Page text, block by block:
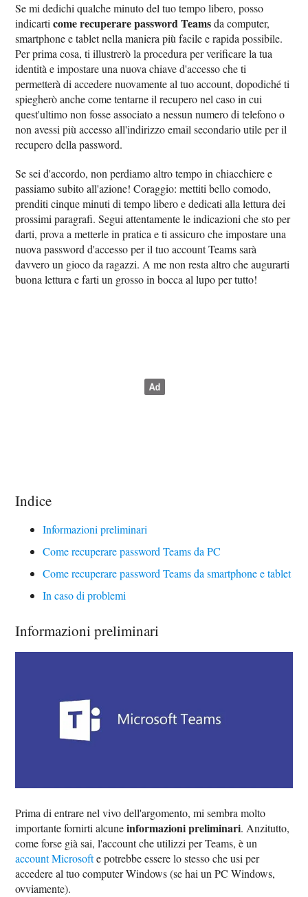
Se mi dedichi qualche minuto del tuo tempo libero, posso
indicarticome recuperare password Teamsda computer,
smartphone e tablet nella maniera più facile e rapida possibile.
Per prima cosa, ti illustrerò la procedura per verificare la tua
identità e impostare una nuova chiave d'accesso che ti
permetterà di accedere nuovamente al tuo account, dopodiché ti
spiegherò anche come tentarne il recupero nel caso in cui
quest'ultimo non fosse associato a nessun numero di telefono o
non avessi più accesso all'indirizzo email secondario utile per il
recupero della password.
Se sei d'accordo, non perdiamo altro tempo in chiacchiere e
passiamo subito all'azione! Coraggio: mettiti bello comodo,
prenditi cinque minuti di tempo libero e dedicati alla lettura dei
prossimi paragrafi. Segui attentamente le indicazioni che sto per
darti, prova a metterle in pratica e ti assicuro che impostare una
nuova password d'accesso per il tuo account Teams sarà
davvero un gioco da ragazzi. A me non resta altro che augurarti
buona lettura e farti un grosso in bocca al lupo per tutto!
Indice
Informazioni preliminari
Come recuperare password Teams da PC
Come recuperare password Teams da smartphone e tablet
In caso di problemi
Informazioni preliminari
Prima di entrare nel vivo dell'argomento, mi sembra molto
importante fornirti alcuneinformazioni preliminari. Anzitutto,
come forse già sai, l'account che utilizzi per Teams, è un
account Microsofte potrebbe essere lo stesso che usi per
accedere al tuo computer Windows (se hai un PC Windows,
ovviamente).